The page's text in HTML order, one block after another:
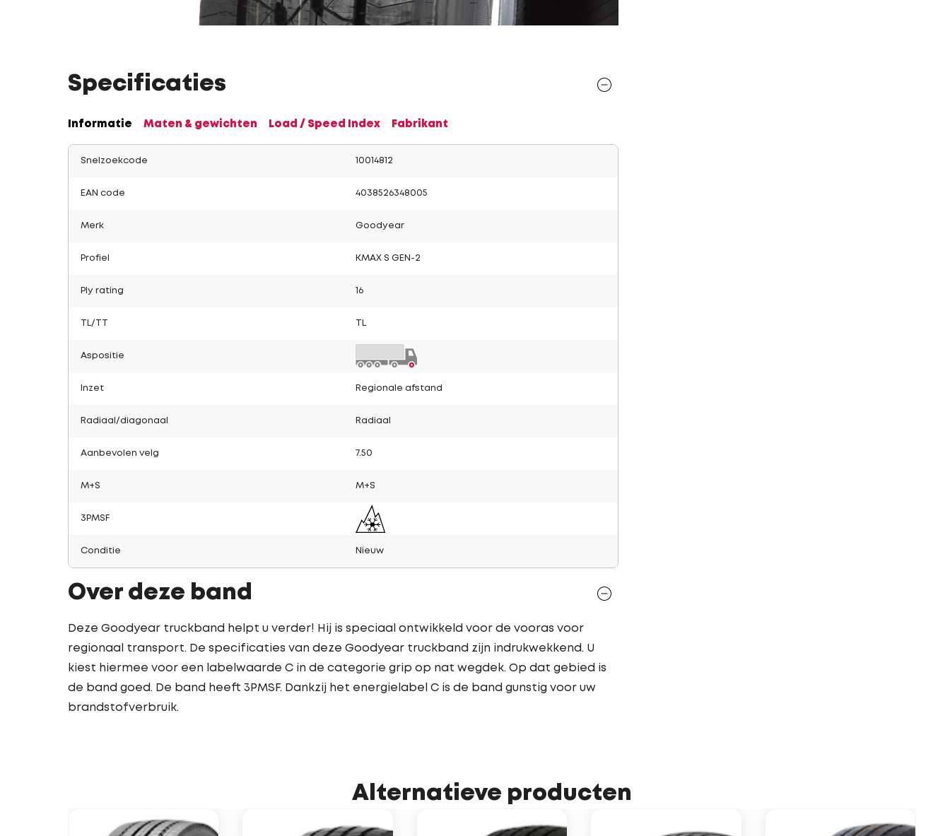
Specificaties
Informatie Maten & gewichten Load / Speed Index Fabrikant
Snelzoekcode 10014812
EAN code 4038526348005
Merk Goodyear
Profiel KMAX S GEN-2
Ply rating 16
TL/TT
Aspositie
Inzet Regionale afstand
Radiaal/diagonaal Radiaal
Aanbevolen velg 7.50
M+S M+S
3PMSF
Conditie Nieuw
Over deze band
Deze Goodyear truckband helpt u verder! Hij is speciaal ontwikkeld voor de vooras voor
regionaal transport. De specificaties van deze Goodyear truckband zijn indrukwekkend. U
kiest hiermee voor een labelwaarde C in de categorie grip op nat wegdek. Op dat gebied is
de band goed. De band heeft 3PMSF. Dankzij het energielabel C is de band gunstig voor uw
brandstofverbruik.
Alternatieve producten